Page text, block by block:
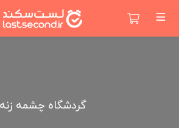
گردشگاه چشمه زنه